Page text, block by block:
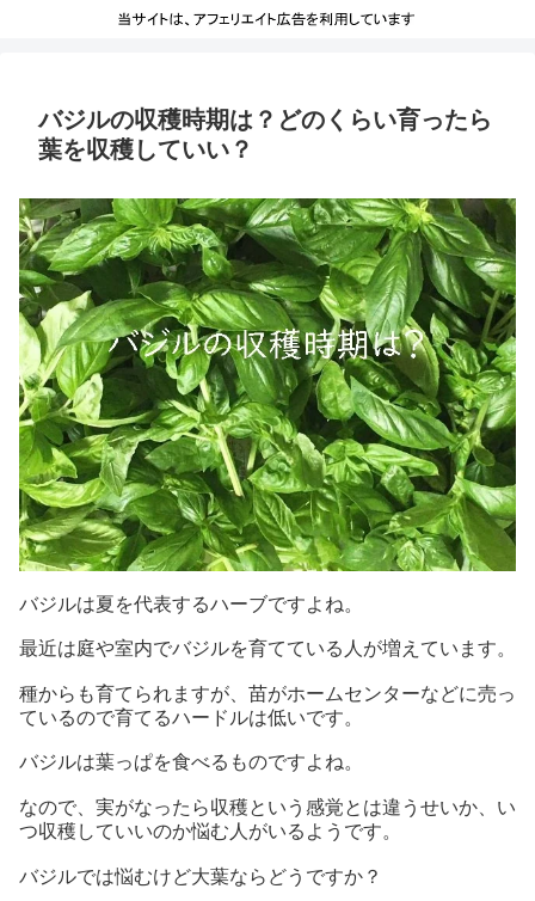
バジルの収穫時期は？どのくらい育ったら
葉を収穫していい？
バジルは夏を代表するハーブですよね。
最近は庭や室内でバジルを育てている人が増えています。
種からも育てられますが、苗がホームセンターなどに売っ
ているので育てるハードルは低いです。
バジルは葉っぱを食べるものですよね。
なので、実がなったら収穫という感覚とは違うせいか、い
つ収穫していいのか悩む人がいるようです。
バジルでは悩むけど大葉ならどうですか？